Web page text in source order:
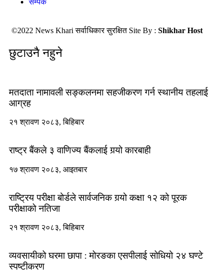
सम्पर्क
©2022 News Khari सर्वाधिकार सुरक्षित Site By : Shikhar Host
छुटाउनै नहुने
मतदाता नामावली सङ्कलनमा सहजीकरण गर्न स्थानीय तहलाई
आग्रह
२१ श्रावण २०८३, बिहिबार
राष्ट्र बैंकले ३ वाणिज्य बैंकलाई गर्‍यो कारबाही
१७ श्रावण २०८३, आइतबार
राष्ट्रिय परीक्षा बोर्डले सार्वजनिक गर्‍यो कक्षा १२ को पूरक
परीक्षाको नतिजा
२१ श्रावण २०८३, बिहिबार
व्यवसायीको घरमा छापा : मोरङका एसपीलाई सोधियो २४ घण्टे
स्पष्टीकरण